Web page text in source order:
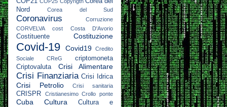
Nord
Corea del Sud
Coronavirus
Corruzione
CORVELVA
cost Costa D'Avorio
Costituente Costituzione
Covid-19 Covid19
Credito
Sociale
CReG
criptomoneta
Criptovaluta
Crisi Alimentare
Crisi Finanziaria Crisi Idrica
Crisi Petrolio Crisi sanitaria
CRISPR Cristianesimo Crollo ponte
Cuba Cultura
Cultura e